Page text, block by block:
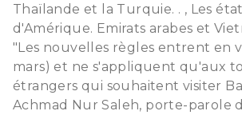
Thaïlande et la Turquie. . , Les
d'Amérique. Emirats arabes et
"Les nouvelles règles entrent en
mars) et ne s'appliquent qu'aux
étrangers qui souhaitent visiter
Achmad Nur Saleh, porte-parole